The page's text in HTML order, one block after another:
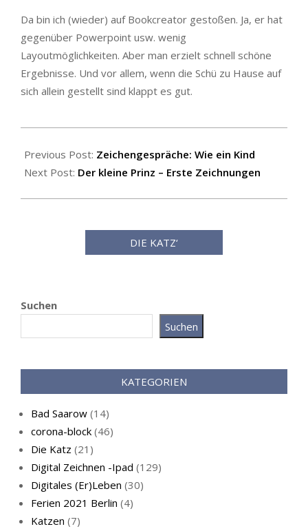
Da bin ich (wieder) auf Bookcreator gestoßen. Ja, er hat
gegenüber Powerpoint usw. wenig
Layoutmöglichkeiten. Aber man erzielt schnell schöne
Ergebnisse. Und vor allem, wenn die Schü zu Hause auf
sich allein gestellt sind klappt es gut.
04-
26
Previous Post: Zeichengespräche: Wie ein Kind
Next Post: Der kleine Prinz – Erste Zeichnungen
DIE KATZ‘
Live-Cat
Suchen
Suchen
KATEGORIEN
Bad Saarow (14)
corona-block (46)
Die Katz (21)
Digital Zeichnen -Ipad (129)
Digitales (Er)Leben (30)
Ferien 2021 Berlin (4)
Katzen (7)